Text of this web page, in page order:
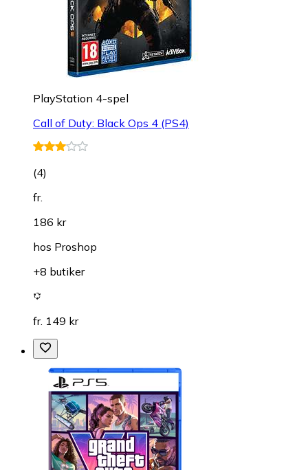
PlayStation 4-spel
Call of Duty: Black Ops 4 (PS4)
(4)
fr.
186 kr
hos Proshop
+8 butiker
fr. 149 kr